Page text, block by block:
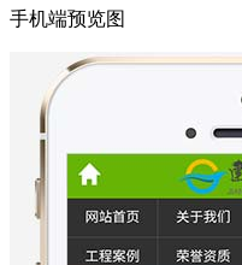
手机端预览图